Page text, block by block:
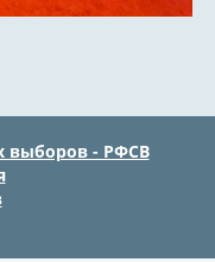
выборов - РФСВ